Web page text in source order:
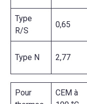
Type
R/S
0,65
Type N 2,77
Pour
CEM à